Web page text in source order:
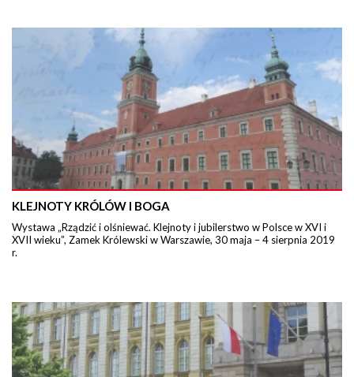
KLEJNOTY KRÓLÓW I BOGA
Wystawa „Rządzić i olśniewać. Klejnoty i jubilerstwo w Polsce w XVI i
XVII wieku”, Zamek Królewski w Warszawie, 30 maja – 4 sierpnia 2019
r.